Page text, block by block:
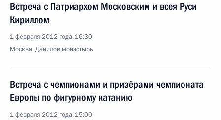
Встреча с Патриархом Московским и всея Руси
Кириллом
1 февраля 2012 года, 16:30
Москва, Данилов монастырь
Встреча с чемпионами и призёрами чемпионата
Европы по фигурному катанию
1 февраля 2012 года, 15:00